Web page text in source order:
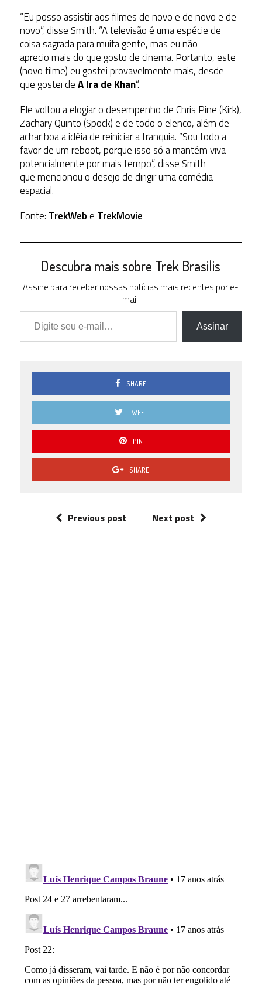
“Eu posso assistir aos filmes de novo e de novo e de
novo”, disse Smith. “A televisão é uma espécie de
coisa sagrada para muita gente, mas eu não
aprecio mais do que gosto de cinema. Portanto, este
(novo filme) eu gostei provavelmente mais, desde
que gostei deA Ira de Khan“.
Ele voltou a elogiar o desempenho de Chris Pine (Kirk),
Zachary Quinto (Spock) e de todo o elenco, além de
achar boa a idéia de reiniciar a franquia. “Sou todo a
favor de um reboot, porque isso só a mantém viva
potencialmente por mais tempo”, disse Smith
que mencionou o desejo de dirigir uma comédia
espacial.
Fonte: TrekWebe TrekMovie
Descubra mais sobre Trek Brasilis
Assine para receber nossas notícias mais recentes por e-
mail.
Digite seu e-mail…
Assinar
SHARE
TWEET
PIN
SHARE
Previous post Next post